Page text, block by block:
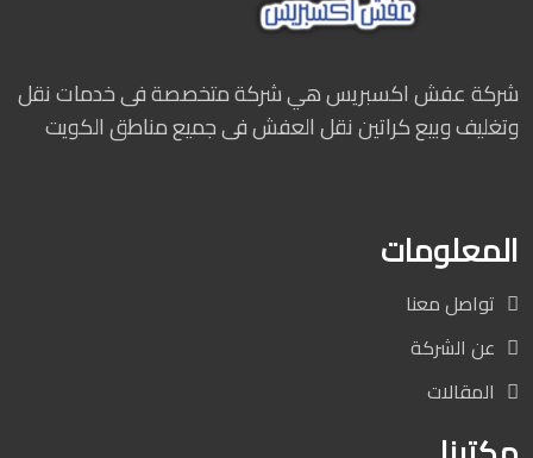
شركة عفش اكسبريس هي شركة متخصصة فى خدمات نقل
وتغليف وبيع كراتين نقل العفش فى جميع مناطق الكويت
المعلومات
تواصل معنا
عن الشركة
المقالات